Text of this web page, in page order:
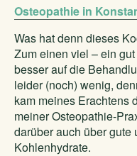
Osteopathie in
Was hat denn dieses
Zum einen viel – ein
besser auf die
leider (noch) wenig,
kam meines Erachtens
meiner Osteopathie-
darüber auch über gute
Kohlenhydrate.